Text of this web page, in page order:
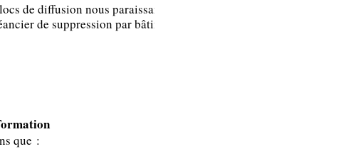
de diffusion nous paraissant
de suppression par bâtiment et
que :